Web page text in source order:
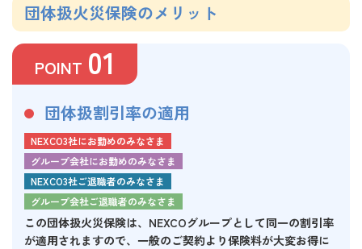
団体扱火災保険のメリット
POINT 01
団体扱割引率の適用
NEXCO3社にお勤めのみなさま
グループ会社にお勤めのみなさま
NEXCO3社ご退職者のみなさま
グループ会社ご退職者のみなさま
この団体扱火災保険は、NEXCOグループとして同一の割引率
が適用されますので、一般のご契約より保険料が大変お得に